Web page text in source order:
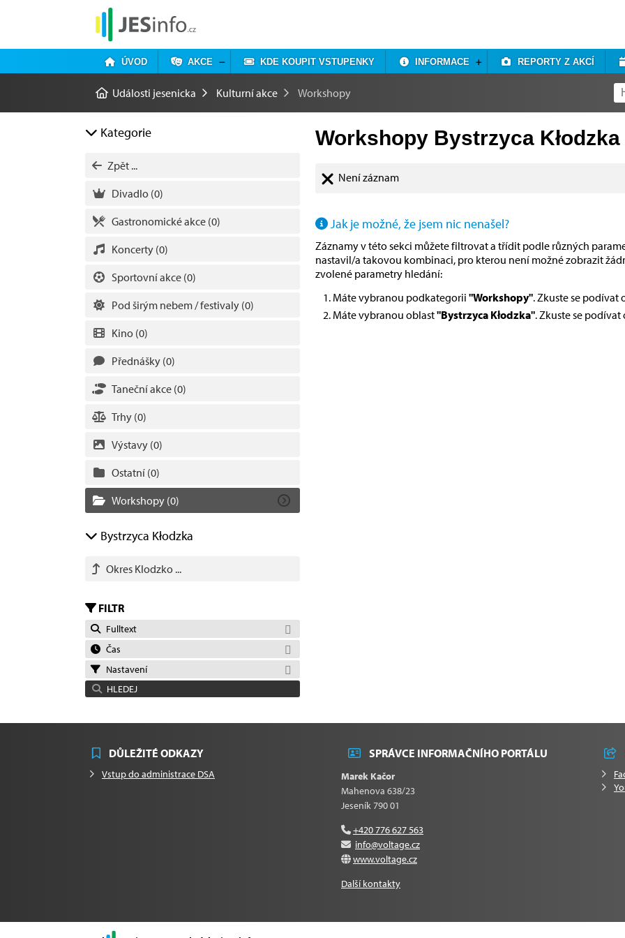
ÚVOD AKCE KDE KOUPIT VSTUPENKY INFORMACE REPORTY Z AKCÍ
Události jesenicka Kulturní akce Workshopy
Kategorie
Zpět ...
Divadlo (0)
Gastronomické akce (0)
Koncerty (0)
Sportovní akce (0)
Pod širým nebem / festivaly (0)
Kino (0)
Přednášky (0)
Taneční akce (0)
Trhy (0)
Výstavy (0)
Ostatní (0)
Workshopy (0)
Bystrzyca Kłodzka
Okres Klodzko ...
FILTR
Fulltext
Čas
Nastavení
HLEDEJ
Workshopy Bystrzyca Kłodzka
Není záznam
Jak je možné, že jsem nic nenašel?
Záznamy v této sekci můžete filtrovat a třídit podle různých
nastavil/a takovou kombinaci, pro kterou není možné zobrazit
zvolené parametry hledání:
Máte vybranou podkategorii "Workshopy". Zkuste se podívat
Máte vybranou oblast"Bystrzyca Kłodzka". Zkuste se
DŮLEŽITÉ ODKAZY
Vstup do administrace DSA
SPRÁVCE INFORMAČNÍHO PORTÁLU
Marek Kačor
Mahenova 638/23
Jeseník 790 01
+420 776 627 563
info@voltage.cz
www.voltage.cz
Další kontakty